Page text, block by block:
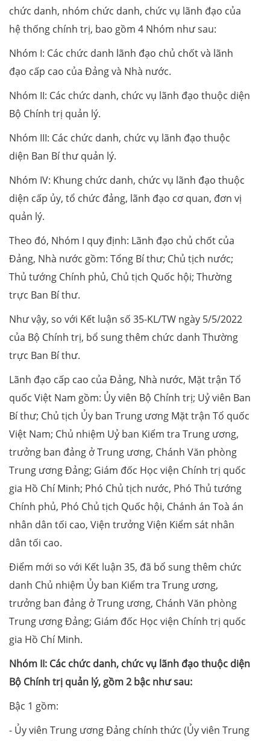
chức danh, nhóm chức danh, chức vụ lãnh đạo của
hệ thống chính trị, bao gồm 4 Nhóm như sau:
Nhóm I: Các chức danh lãnh đạo chủ chốt và lãnh
đạo cấp cao của Đảng và Nhà nước.
Nhóm II: Các chức danh, chức vụ lãnh đạo thuộc diện
Bộ Chính trị quản lý.
Nhóm III: Các chức danh, chức vụ lãnh đạo thuộc
diện Ban Bí thư quản lý.
Nhóm IV: Khung chức danh, chức vụ lãnh đạo thuộc
diện cấp ủy, tổ chức đảng, lãnh đạo cơ quan, đơn vị
quản lý.
Theo đó, Nhóm I quy định: Lãnh đạo chủ chốt của
Đảng, Nhà nước gồm: Tổng Bí thư; Chủ tịch nước;
Thủ tướng Chính phủ, Chủ tịch Quốc hội; Thường
trực Ban Bí thư.
Như vậy, so với Kết luận số 35-KL/TW ngày 5/5/2022
của Bộ Chính trị, bổ sung thêm chức danh Thường
trực Ban Bí thư.
Lãnh đạo cấp cao của Đảng, Nhà nước, Mặt trận Tổ
quốc Việt Nam gồm: Ủy viên Bộ Chính trị; Uỷ viên Ban
Bí thư; Chủ tịch Ủy ban Trung ương Mặt trận Tổ quốc
Việt Nam; Chủ nhiệm Uỷ ban Kiểm tra Trung ương,
trưởng ban đảng ở Trung ương, Chánh Văn phòng
Trung ương Đảng; Giám đốc Học viện Chính trị quốc
gia Hồ Chí Minh; Phó Chủ tịch nước, Phó Thủ tướng
Chính phủ, Phó Chủ tịch Quốc hội, Chánh án Toà án
nhân dân tối cao, Viện trưởng Viện Kiểm sát nhân
dân tối cao.
Điểm mới so với Kết luận 35, đã bổ sung thêm chức
danh Chủ nhiệm Ủy ban Kiểm tra Trung ương,
trưởng ban đảng ở Trung ương, Chánh Văn phòng
Trung ương Đảng; Giám đốc Học viện Chính trị quốc
gia Hồ Chí Minh.
Nhóm II: Các chức danh, chức vụ lãnh đạo thuộc diện
Bộ Chính trị quản lý, gồm 2 bậc như sau:
Bậc 1 gồm:
- Ủy viên Trung ương Đảng chính thức (Ủy viên Trung